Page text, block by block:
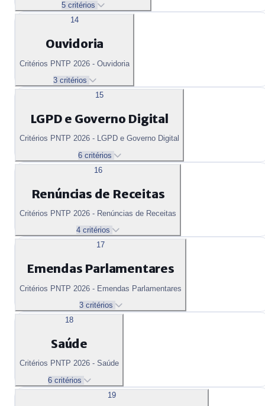
5 critérios
14
Ouvidoria
Critérios PNTP 2026 - Ouvidoria
3 critérios
15
LGPD e Governo Digital
Critérios PNTP 2026 - LGPD e Governo Digital
6 critérios
16
Renúncias de Receitas
Critérios PNTP 2026 - Renúncias de Receitas
4 critérios
17
Emendas Parlamentares
Critérios PNTP 2026 - Emendas Parlamentares
3 critérios
18
Saúde
Critérios PNTP 2026 - Saúde
6 critérios
19